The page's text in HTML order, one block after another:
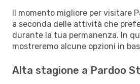
Il momento migliore per visitare
a seconda delle attività che
durante la tua permanenza. In
mostreremo alcune opzioni in
Alta stagione a Pardoo